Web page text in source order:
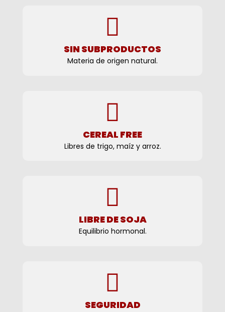
SIN SUBPRODUCTOS
Materia de origen natural.
CEREAL FREE
Libres de trigo, maíz y arroz.
LIBRE DE SOJA
Equilibrio hormonal.
SEGURIDAD